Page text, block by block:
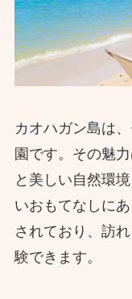
カオハガン島は
園です。その魅
と美しい自然環
いおもてなしに
されており、訪
験できます。